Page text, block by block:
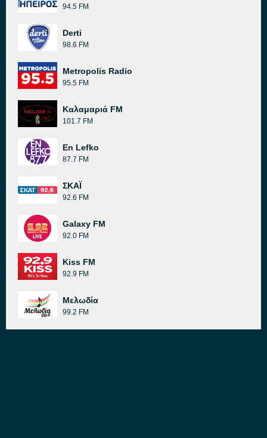
94.5 FM
Derti
98.6 FM
Metropolis Radio
95.5 FM
Καλαμαριά FM
101.7 FM
En Lefko
87.7 FM
ΣΚΑΪ
92.6 FM
Galaxy FM
92.0 FM
Kiss FM
92.9 FM
Μελωδία
99.2 FM